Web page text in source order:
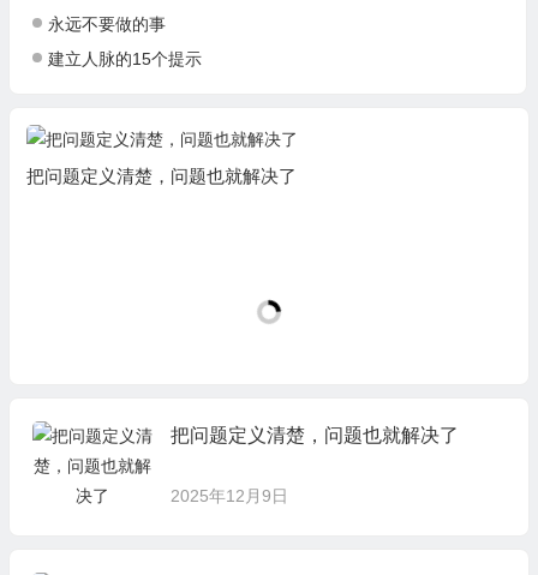
永远不要做的事
建立人脉的15个提示
把问题定义清楚，问题也就解决了
把问题定义清楚，问题也就解决了
2025年12月9日